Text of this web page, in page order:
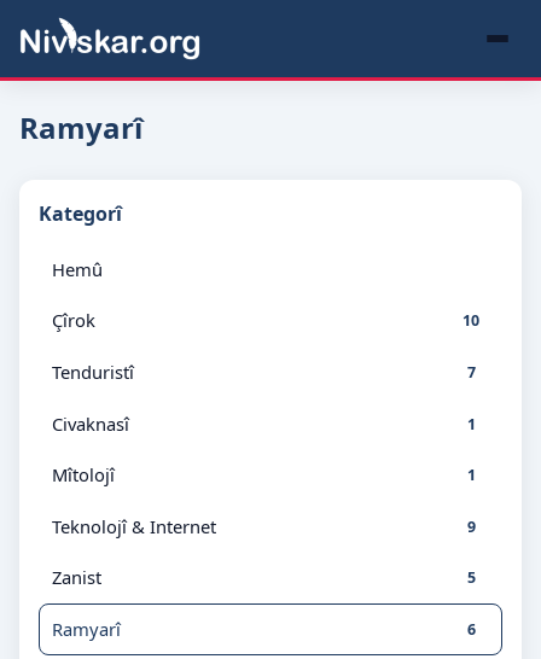
Ramyarî
Kategorî
Hemû
Çîrok 10
Tenduristî 7
Civaknasî 1
Mîtolojî 1
Teknolojî & Internet 9
Zanist 5
Ramyarî 6